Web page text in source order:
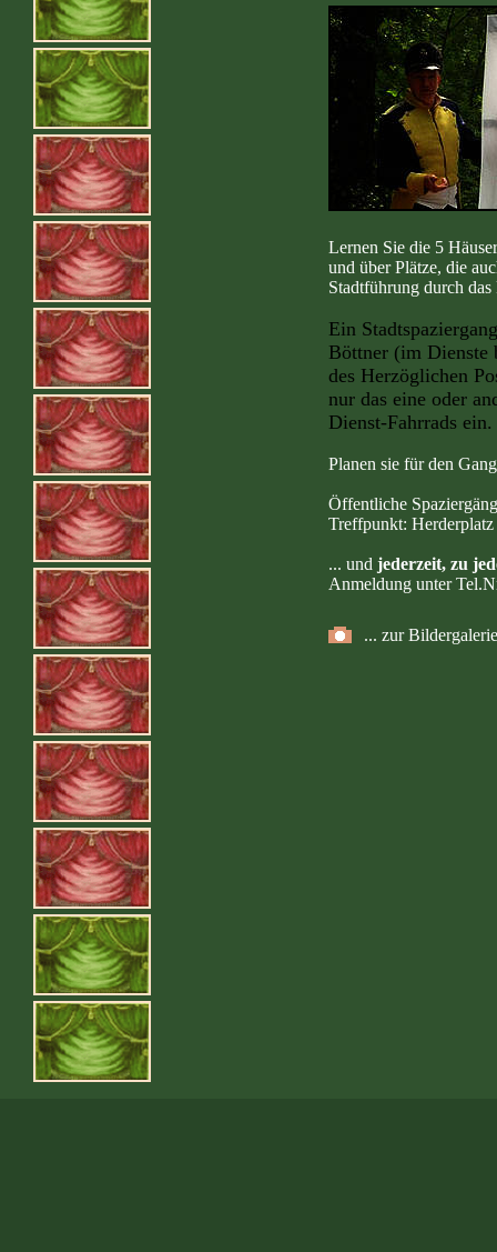
Lernen Sie die 5
und über Plätze, die
Stadtführung durch das
Ein
Böttner (im Dienste
des Herzöglichen
nur das eine oder
Dienst-Fahrrads ein.
Planen sie für den
Öffentliche
Treffpunkt:
... und jederzeit, zu
Anmeldung unter
... zur